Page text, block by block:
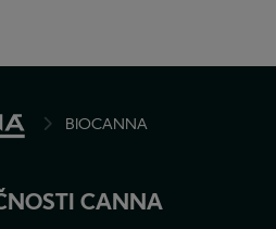
BIOCANNA
CANNA